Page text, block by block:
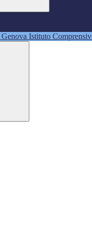
Istituto